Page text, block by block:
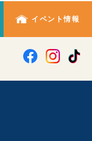
イベント情報